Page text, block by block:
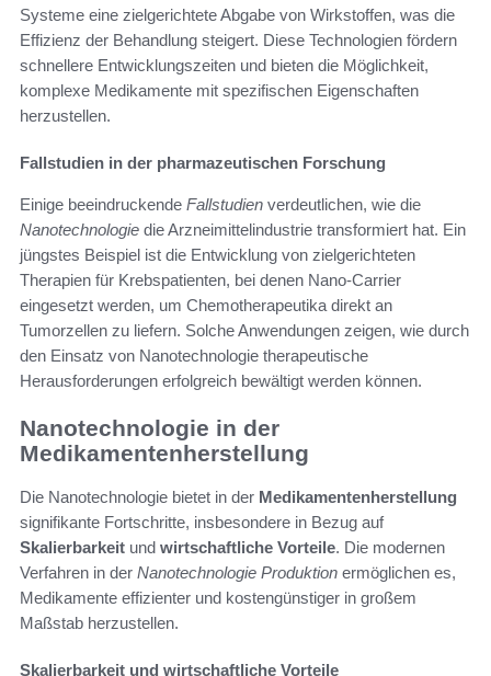
Systeme eine zielgerichtete Abgabe von Wirkstoffen, was die
Effizienz der Behandlung steigert. Diese Technologien fördern
schnellere Entwicklungszeiten und bieten die Möglichkeit,
komplexe Medikamente mit spezifischen Eigenschaften
herzustellen.
Fallstudien in der pharmazeutischen Forschung
Einige beeindruckende Fallstudien verdeutlichen, wie die
Nanotechnologie die Arzneimittelindustrie transformiert hat. Ein
jüngstes Beispiel ist die Entwicklung von zielgerichteten
Therapien für Krebspatienten, bei denen Nano-Carrier
eingesetzt werden, um Chemotherapeutika direkt an
Tumorzellen zu liefern. Solche Anwendungen zeigen, wie durch
den Einsatz von Nanotechnologie therapeutische
Herausforderungen erfolgreich bewältigt werden können.
Nanotechnologie in der
Medikamentenherstellung
Die Nanotechnologie bietet in der Medikamentenherstellung
signifikante Fortschritte, insbesondere in Bezug auf
Skalierbarkeit und wirtschaftliche Vorteile. Die modernen
Verfahren in der Nanotechnologie Produktion ermöglichen es,
Medikamente effizienter und kostengünstiger in großem
Maßstab herzustellen.
Skalierbarkeit und wirtschaftliche Vorteile